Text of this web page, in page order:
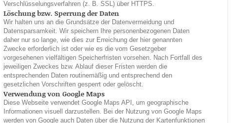
Verschlüsselungsverfahren (z. B. SSL) über HTTPS.
Löschung bzw. Sperrung der Daten
Wir halten uns an die Grundsätze der Datenvermeidung und
Datensparsamkeit. Wir speichern Ihre personenbezogenen Daten
daher nur so lange, wie dies zur Erreichung der hier genannten
Zwecke erforderlich ist oder wie es die vom Gesetzgeber
vorgesehenen vielfältigen Speicherfristen vorsehen. Nach Fortfall des
jeweiligen Zweckes bzw. Ablauf dieser Fristen werden die
entsprechenden Daten routinemäßig und entsprechend den
gesetzlichen Vorschriften gesperrt oder gelöscht.
Verwendung von Google Maps
Diese Webseite verwendet Google Maps API, um geographische
Informationen visuell darzustellen. Bei der Nutzung von Google Maps
werden von Google auch Daten über die Nutzung der Kartenfunktionen